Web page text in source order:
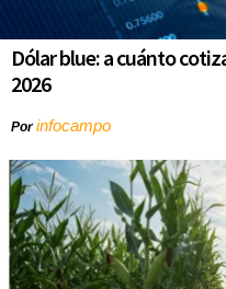
Dólar blue: a cuánto
2026
Porinfocampo